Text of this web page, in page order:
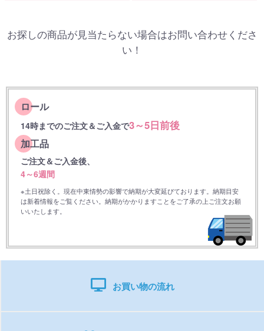
お探しの商品が見当たらない場合はお問い合わせくださ
い！
ロール
14時までのご注文＆ご入金で3～5日前後
加工品
ご注文＆ご入金後、
4～6週間
※土日祝除く。現在中東情勢の影響で納期が大変延びております。納期目安
は新着情報をご覧ください。納期がかかりますことをご了承の上ご注文お願
いいたします。
お買い物の流れ